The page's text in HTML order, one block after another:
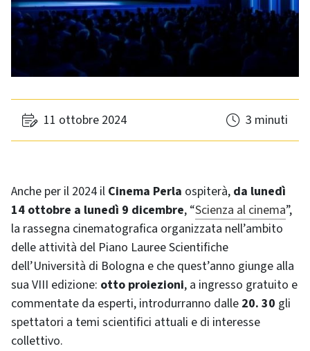
11 ottobre 2024 3 minuti
Anche per il 2024 il Cinema Perla ospiterà, da lunedì
14 ottobre a lunedì 9 dicembre, “Scienza al cinema”,
la rassegna cinematografica organizzata nell’ambito
delle attività del Piano Lauree Scientifiche
dell’Università di Bologna e che quest’anno giunge alla
sua VIII edizione: otto proiezioni, a ingresso gratuito e
commentate da esperti, introdurranno dalle 20. 30 gli
spettatori a temi scientifici attuali e di interesse
collettivo.